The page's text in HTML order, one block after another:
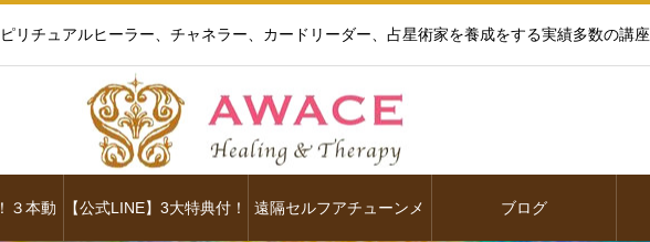
リチュアルヒーラー、チャネラー、カードリーダー、占星術家を養成をする実績多数の講座
３本動 【公式LINE】3大特典付！ 遠隔セルフアチューンメ ブログ